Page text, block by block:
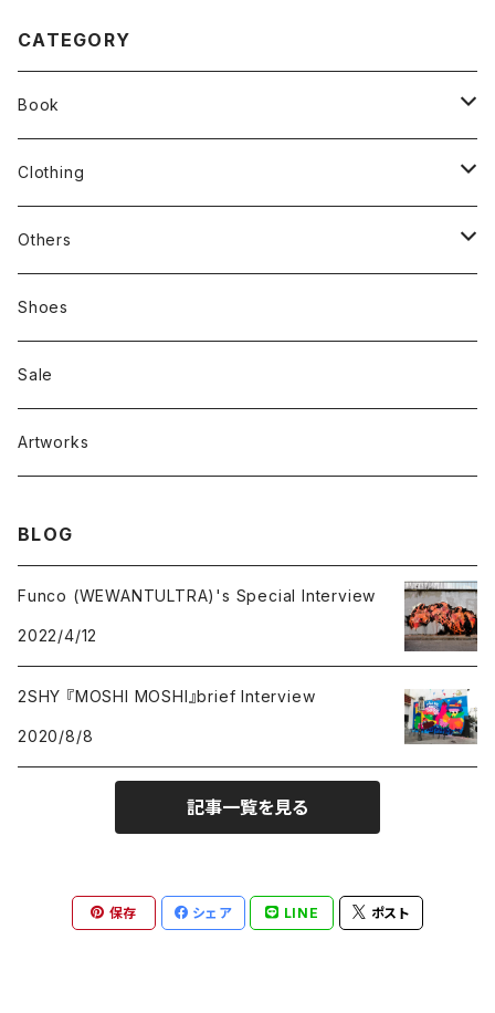
CATEGORY
Book
stacks
新刊本
Zine、Other
Clothing
Tees
Sweatshirts
Bag & Accessories
Others
Mixcd
RC SLUM / ROYALTY CLUB
雑貨
Shoes
Sale
Artworks
BLOG
Funco (WEWANTULTRA)'s Special Interview
2022/4/12
2SHY 『MOSHI MOSHI』brief Interview
2020/8/8
記事一覧を見る
保存 シェア LINE ポスト